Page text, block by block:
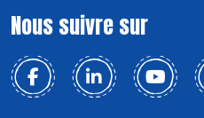
Nous suivre sur